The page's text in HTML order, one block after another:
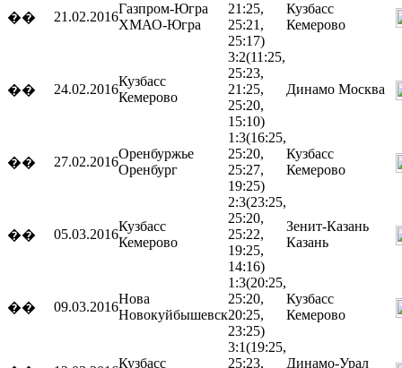
�� 21.02.2016
Газпром-Югра
ХМАО-Югра
21:25,
25:21,
25:17)
Кузбасс
Кемерово
�� 24.02.2016
Кузбасс
Кемерово
3:2(11:25,
25:23,
21:25,
25:20,
15:10)
Динамо Москва
�� 27.02.2016
Оренбуржье
Оренбург
1:3(16:25,
25:20,
25:27,
19:25)
Кузбасс
Кемерово
�� 05.03.2016
Кузбасс
Кемерово
2:3(23:25,
25:20,
25:22,
19:25,
14:16)
Зенит-Казань
Казань
�� 09.03.2016
Нова
Новокуйбышевск
1:3(20:25,
25:20,
20:25,
23:25)
Кузбасс
Кемерово
Кузбасс
3:1(19:25,
25:23,
Динамо-Урал